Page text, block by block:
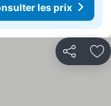
les prix
Partager